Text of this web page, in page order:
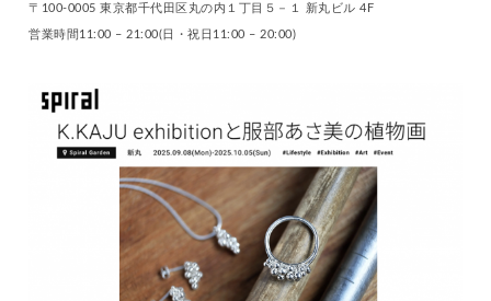
〒100-0005 東京都千代田区丸の内１丁目５－１ 新丸ビル 4F
営業時間11:00 – 21:00(日・祝日11:00 – 20:00)